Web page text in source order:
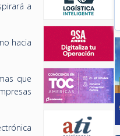
a
hacia
que